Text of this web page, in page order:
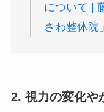
について |
さわ整体院」
2. 視力の変化や